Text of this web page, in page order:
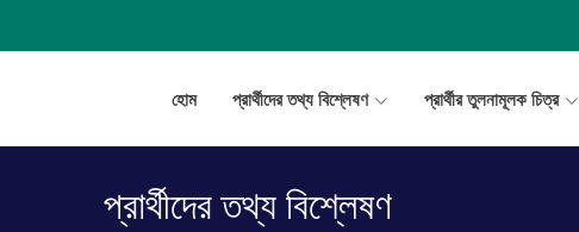
হোম প্রার্থীদের তথ্য বিশ্লেষণ প্রার্থীর তুলনামূলক চিত্র
প্রার্থীদের তথ্য বিশ্লেষণ